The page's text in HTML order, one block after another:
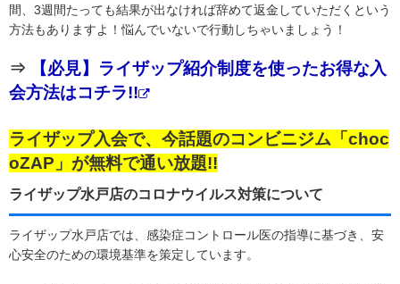
間、3週間たっても結果が出なければ辞めて返金していただくという
方法もありますよ！悩んでいないで行動しちゃいましょう！
⇒
【必見】ライザップ紹介制度を使ったお得な入
会方法はコチラ!!
ライザップ入会で、今話題のコンビニジム「choc
oZAP」が無料で通い放題!!
ライザップ水戸店のコロナウイルス対策について
ライザップ水戸店では、感染症コントロール医の指導に基づき、安
心安全のための環境基準を策定しています。